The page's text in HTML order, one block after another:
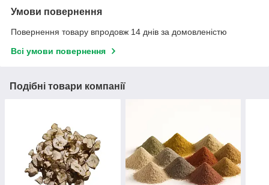
Умови повернення
Повернення товару впродовж 14 днів за домовленістю
Всі умови повернення
Подібні товари компанії